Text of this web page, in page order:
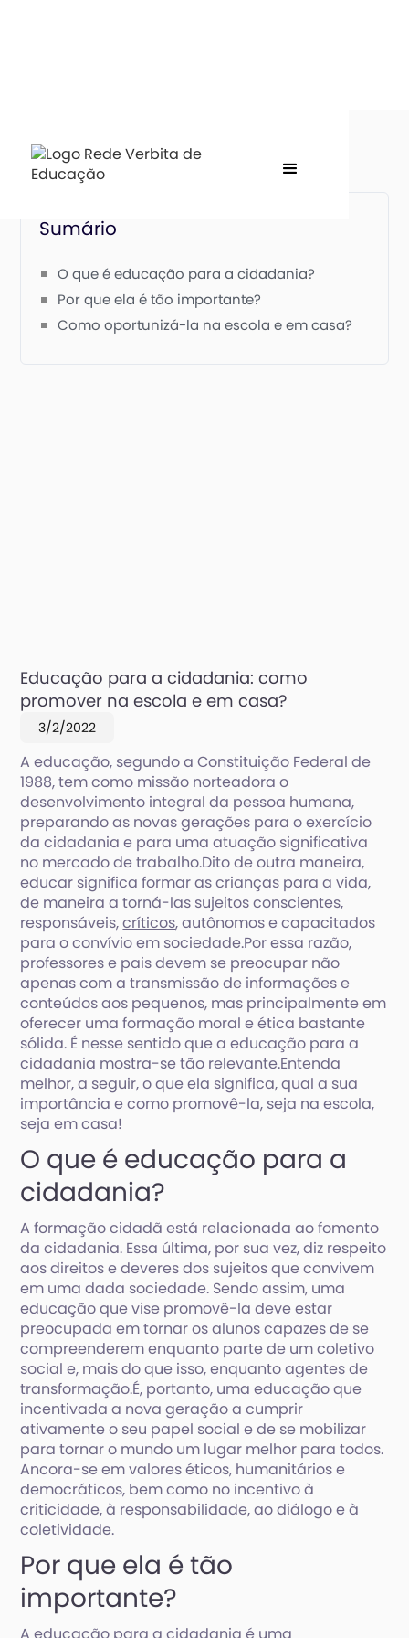
Sumário
O que é educação para a cidadania?
Por que ela é tão importante?
Como oportunizá-la na escola e em casa?
Educação para a cidadania: como
promover na escola e em casa?
3/2/2022
A educação, segundo a Constituição Federal de
1988, tem como missão norteadora o
desenvolvimento integral da pessoa humana,
preparando as novas gerações para o exercício
da cidadania e para uma atuação significativa
no mercado de trabalho.Dito de outra maneira,
educar significa formar as crianças para a vida,
de maneira a torná-las sujeitos conscientes,
responsáveis,críticos, autônomos e capacitados
para o convívio em sociedade.Por essa razão,
professores e pais devem se preocupar não
apenas com a transmissão de informações e
conteúdos aos pequenos, mas principalmente em
oferecer uma formação moral e ética bastante
sólida. É nesse sentido que a educação para a
cidadania mostra-se tão relevante.Entenda
melhor, a seguir, o que ela significa, qual a sua
importância e como promovê-la, seja na escola,
seja em casa!
O que é educação para a
cidadania?
A formação cidadã está relacionada ao fomento
da cidadania. Essa última, por sua vez, diz respeito
aos direitos e deveres dos sujeitos que convivem
em uma dada sociedade. Sendo assim, uma
educação que vise promovê-la deve estar
preocupada em tornar os alunos capazes de se
compreenderem enquanto parte de um coletivo
social e, mais do que isso, enquanto agentes de
transformação.É, portanto, uma educação que
incentivada a nova geração a cumprir
ativamente o seu papel social e de se mobilizar
para tornar o mundo um lugar melhor para todos.
Ancora-se em valores éticos, humanitários e
democráticos, bem como no incentivo à
criticidade, à responsabilidade, aodiálogoe à
coletividade.
Por que ela é tão
importante?